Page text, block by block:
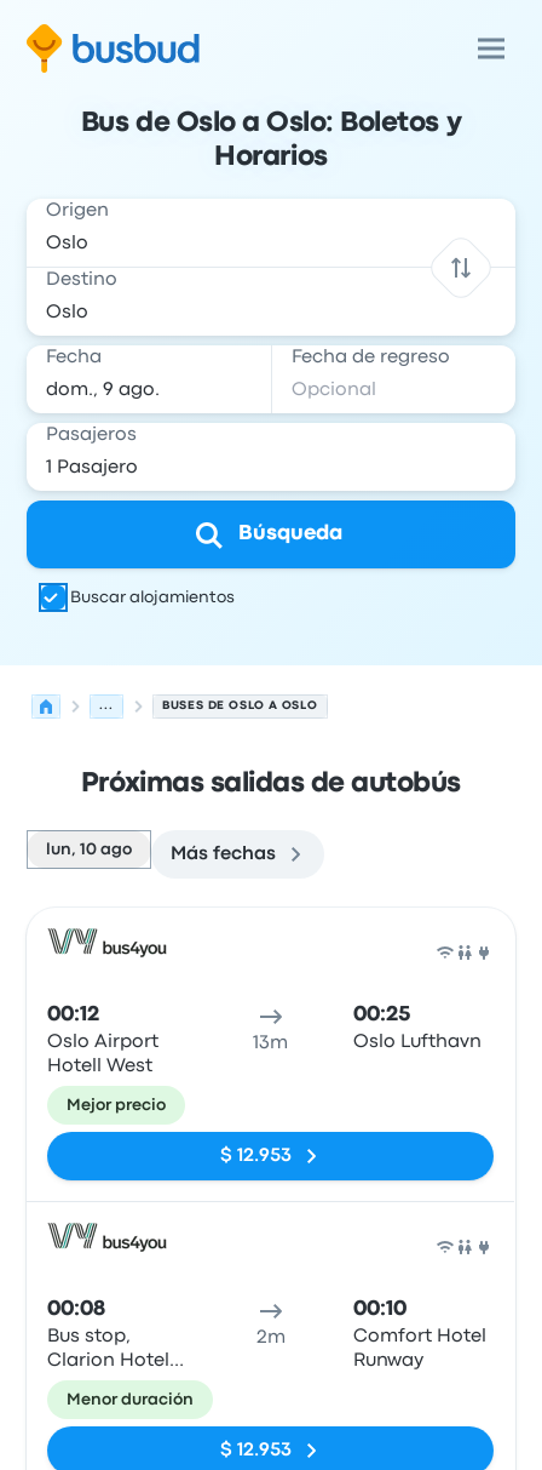
Bus de Oslo a Oslo: Boletos y
Horarios
Origen
Destino
Fecha Fecha de regreso
Pasajeros
Búsqueda
Buscar alojamientos
... BUSES DE OSLO A OSLO
Próximas salidas de autobús
lun, 10 ago Más fechas
00:12
Oslo Airport
Hotell West
13m
00:25
Oslo Lufthavn
Mejor precio
$ 12.953
00:08
Bus stop,
Clarion Hotel &
Congress Oslo
Airport
2m
00:10
Comfort Hotel
Runway
Menor duración
$ 12.953